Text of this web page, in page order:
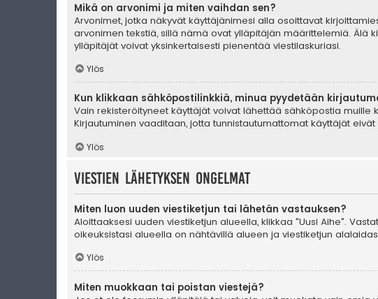
Mikä on arvonimi ja miten vaihdan sen?
Arvonimet, jotka näkyvät käyttäjänimesi alla osoittavat
arvonimen tekstiä, sillä nämä ovat ylläpitäjän määrittelemiä. Älä
ylläpitäjät voivat yksinkertaisesti pienentää viestilaskuriasi.
Ylös
Kun klikkaan sähköpostilinkkiä, minua pyydetään
Vain rekisteröityneet käyttäjät voivat lähettää sähköpostia
Kirjautuminen vaaditaan, jotta tunnistautumattomat käyttäjät
Ylös
Viestien lähetyksen ongelmat
Miten luon uuden viestiketjun tai lähetän vastauksen?
Aloittaaksesi uuden viestiketjun alueella, klikkaa "Uusi Aihe".
oikeuksistasi alueella on nähtävillä alueen ja viestiketjun
Ylös
Miten muokkaan tai poistan viestejä?